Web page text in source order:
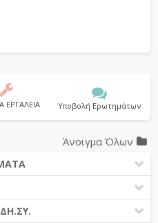
ΕΡΓΑΛΕΙΑ Υποβολή Ερωτημάτων
Άνοιγμα Όλων
2016)
2006)
-19